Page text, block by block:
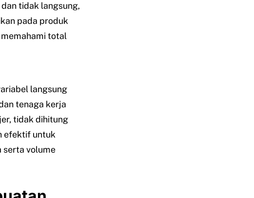
tidak langsung,
pada produk
total
langsung
tenaga kerja
tidak dihitung
efektif untuk
serta volume